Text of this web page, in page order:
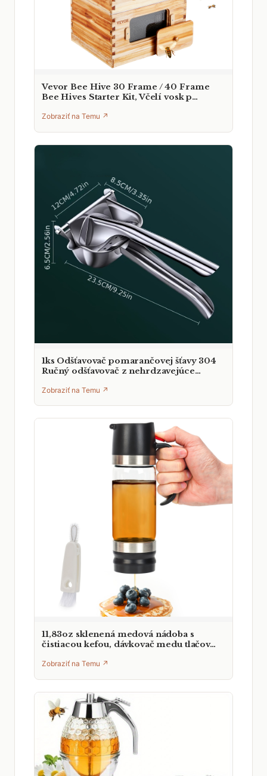
Vevor Bee Hive 30 Frame / 40 Frame
Bee Hives Starter Kit, Včelí vosk p…
Zobraziť na Temu ↗
1ks Odšťavovač pomarančovej šťavy 304
Ručný odšťavovač z nehrdzavejúce…
Zobraziť na Temu ↗
11,83oz sklenená medová nádoba s
čistiacou kefou, dávkovač medu tlačov…
Zobraziť na Temu ↗